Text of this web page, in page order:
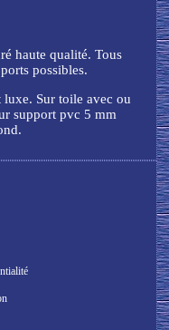
haute qualité. Tous
possibles.
Sur toile avec ou
support pvc 5 mm